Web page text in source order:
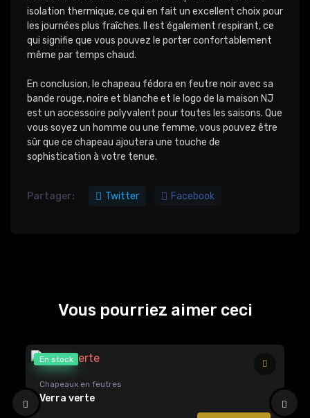
isolation thermique, ce qui en fait un excellent choix pour
les journées plus fraîches. Il est également respirant, ce
qui signifie que vous pouvez le porter confortablement
même par temps chaud.
En conclusion, le chapeau fédora en feutre noir avec sa
bande rouge, noire et blanche et le logo de la maison NJ
est un accessoire polyvalent pour toutes les saisons. Que
vous soyez un homme ou une femme, vous pouvez être
sûr que ce chapeau ajoutera une touche de
sophistication à votre tenue.
Partager: Twitter Facebook
Vous pourriez aimer ceci
En stock
Chapeaux en feutres
Verra verte